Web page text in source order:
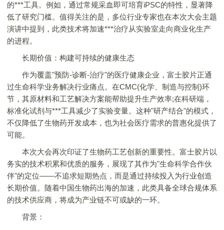
的***工具。例如，通过常规采血即可培育iPSC的特性，显著降
低了研究门槛。值得关注的是，多位行业专家也在本次大会主题
演讲中提到，此类技术将加速***治疗从实验室走向商业化生产
的进程。
长期价值：构建可持续的健康生态
作为覆盖"预防-诊断-治疗"的医疗健康企业，富士胶片正通
过生命科学业务解决行业痛点。在CMC(化学、制造与控制)环
节，其原材料和工艺解决方案能帮助提升生产效率;在科研端，
标准化试剂与***工具减少了实验变量。这种"研产结合"的模式，
不仅降低了生物药开发成本，也为社会医疗需求的普惠化提供了
可能。
本次大会再次印证了生物药工艺创新的重要性。富士胶片以
务实的技术积累和优质的服务，展现了其作为"生命科学合作伙
伴"的定位——不追求短期热点，而是通过持续投入为行业创造
长期价值。随着中国生物药出海的加速，此类具备全球合规体系
的技术供应商，将成为产业链不可或缺的一环。
背景：